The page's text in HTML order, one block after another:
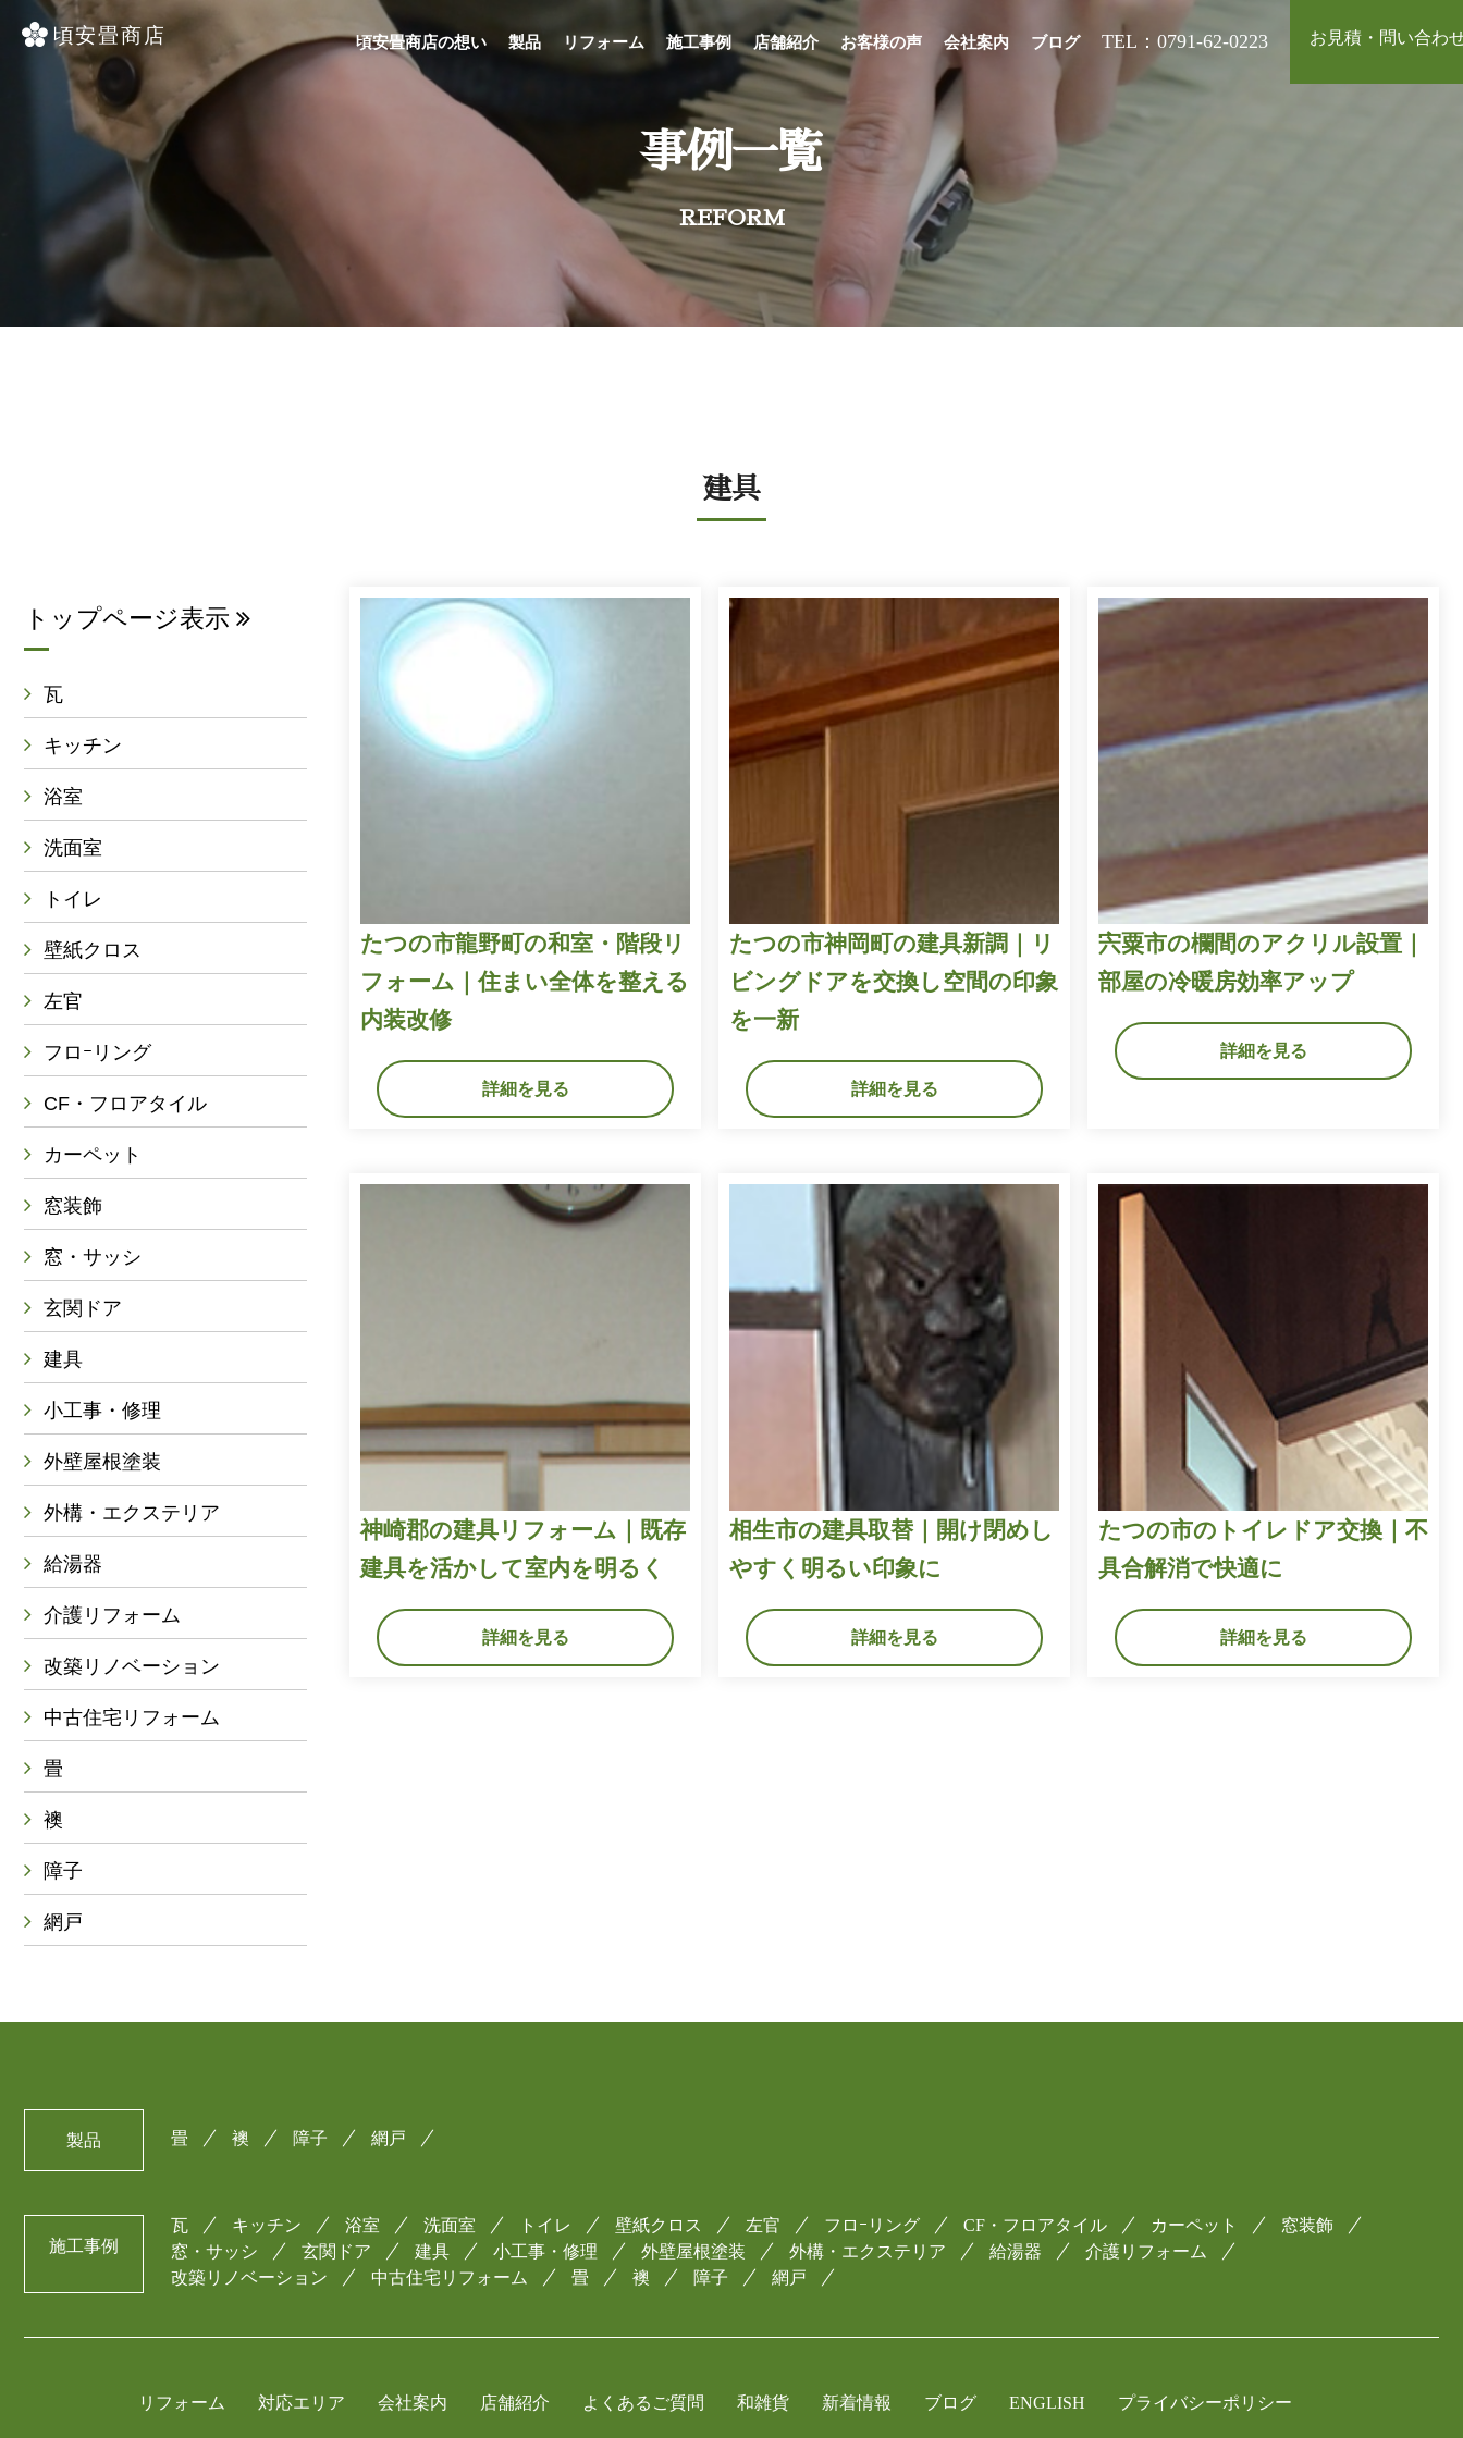
頃安畳商店の想い 製品 リフォーム 施工事例 店舗紹介 お客様の声 会社案内 ブログ TEL：0791-62-0223 お見積・問い合わ
事例一覧
REFORM
建具
トップページ表示
瓦
キッチン
浴室
洗面室
トイレ
壁紙クロス
左官
フロｰリング
CF・フロアタイル
カーペット
窓装飾
窓・サッシ
玄関ドア
建具
小工事・修理
外壁屋根塗装
外構・エクステリア
給湯器
介護リフォーム
改築リノベーション
中古住宅リフォーム
畳
襖
障子
網戸
たつの市龍野町の和室・階段リ
フォーム｜住まい全体を整える
内装改修
詳細を見る
たつの市神岡町の建具新調｜リ
ビングドアを交換し空間の印象
を一新
詳細を見る
宍粟市の欄間のアクリル設置｜
部屋の冷暖房効率アップ
詳細を見る
神崎郡の建具リフォーム｜既存
建具を活かして室内を明るく
詳細を見る
相生市の建具取替｜開け閉めし
やすく明るい印象に
詳細を見る
たつの市のトイレドア交換｜不
具合解消で快適に
詳細を見る
製品 畳 襖 障子 網戸
施工事例
瓦 キッチン 浴室 洗面室 トイレ 壁紙クロス 左官 フロｰリング CF・フロアタイル カーペット
窓装飾
窓・サッシ
玄関ドア 建具 小工事・修理 外壁屋根塗装 外構・エクステリア 給湯器
介護リフォーム
改築リノベーション
中古住宅リフォーム 畳 襖 障子 網戸
リフォーム 対応エリア 会社案内 店舗紹介 よくあるご質問 和雑貨 新着情報 ブログ ENGLISH プライバシーポリシー